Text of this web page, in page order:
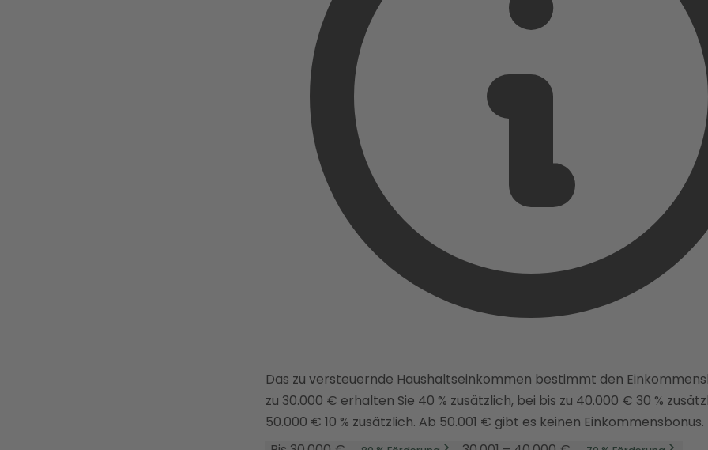
Das zu versteuernde Haushaltseinkommen bestimmt den
zu 30.000 € erhalten Sie 40 % zusätzlich, bei bis zu 40.000 € 30 %
50.000 € 10 % zusätzlich. Ab 50.001 € gibt es keinen Einkommensbonus.